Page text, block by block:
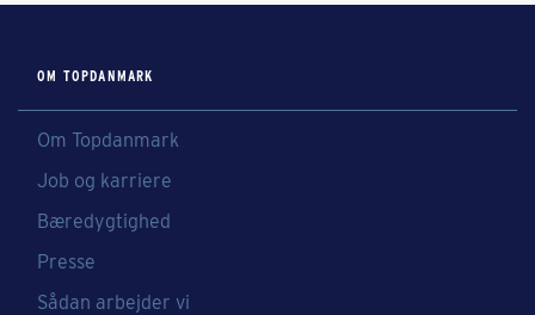
OM TOPDANMARK
Om Topdanmark
Job og karriere
Bæredygtighed
Presse
Sådan arbejder vi